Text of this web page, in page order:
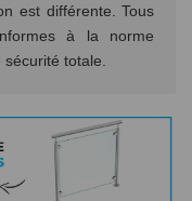
est différente. Tous
à la norme
totale.